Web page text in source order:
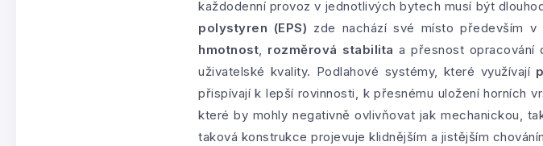
každodenní provoz v jednotlivých bytech musí být
polystyren (EPS) zde nachází své místo především
hmotnost, rozměrová stabilita a přesnost opracování
uživatelské kvality. Podlahové systémy, které využívají
přispívají k lepší rovinnosti, k přesnému uložení horních
které by mohly negativně ovlivňovat jak mechanickou,
taková konstrukce projevuje klidnějším a jistějším